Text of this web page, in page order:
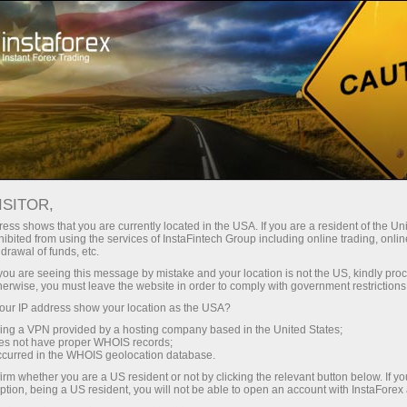
Avec InstaForex, vous accédez à
compétitives : effet de levier
jusqu’à 1:5000, parmi les meilleurs
spreads et commissions du
marché, ainsi que des conditions
avantageuses pour le trading
d’actions et d’indices.
Spreads
Bonus de 30 %
sur chaque dépôt
Vitesse
dans le trading et sur l’autoroute
shows that you are currently located in the USA. If you are a resident of the
from using the services of InstaFintech Group including online trading,
of funds, etc.
are seeing this message by mistake and your location is not the US, kindly
you must leave the website in order to comply with government
IP address show your location as the USA?
a VPN provided by a hosting company based in the United States;
not have proper WHOIS records;
in the WHOIS geolocation database.
whether you are a US resident or not by clicking the relevant button below. If
being a US resident, you will not be able to open an account with InstaForex